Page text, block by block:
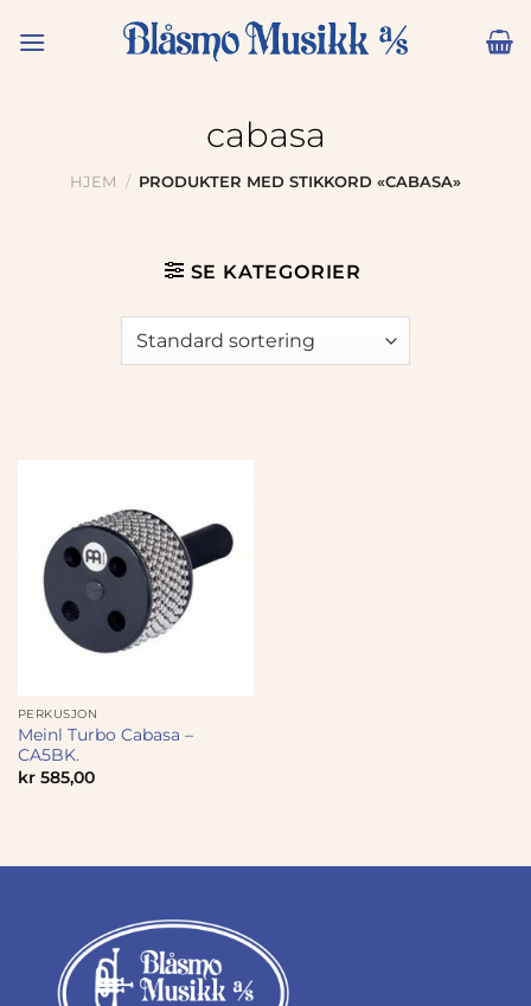
cabasa
HJEM / PRODUKTER MED STIKKORD «CABASA»
SE KATEGORIER
PERKUSJON
Meinl Turbo Cabasa –
CA5BK.
kr585,00